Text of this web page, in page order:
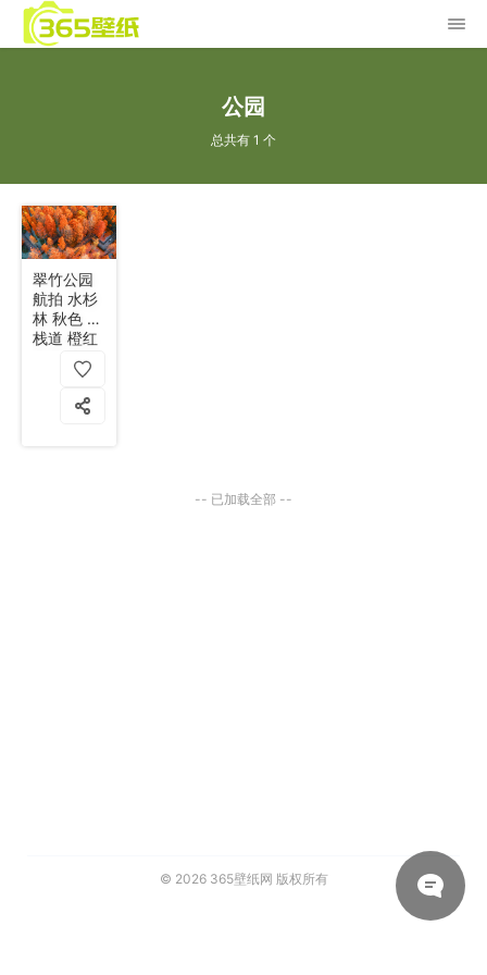
公园
总共有 1 个
翠竹公园
航拍 水杉
林 秋色 木
栈道 橙红
色调 4k
-- 已加载全部 --
© 2026 365壁纸网 版权所有